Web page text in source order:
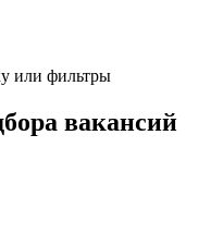
или фильтры
вакансий